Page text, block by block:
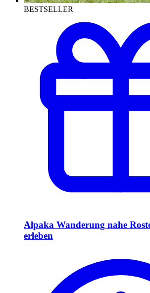
BESTSELLER
Alpaka Wanderung nahe
erleben